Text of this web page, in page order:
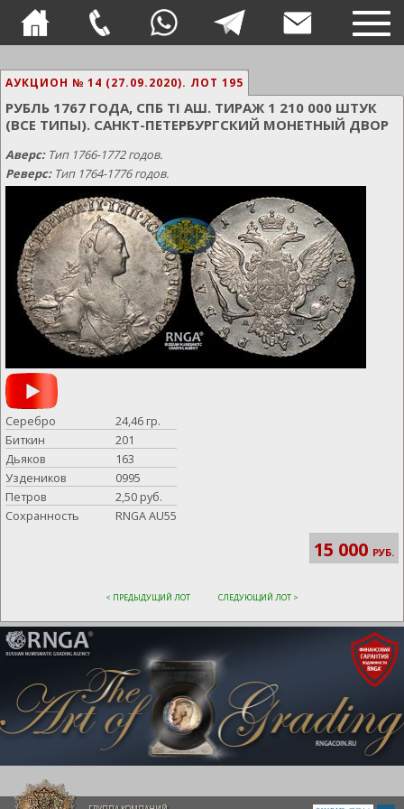
АУКЦИОН № 14 (27.09.2020). ЛОТ 195
РУБЛЬ 1767 ГОДА, СПБ TI АШ. ТИРАЖ 1 210 000 ШТУК
(ВСЕ ТИПЫ). САНКТ-ПЕТЕРБУРГСКИЙ МОНЕТНЫЙ ДВОР
Аверс:Тип 1766-1772 годов.
Реверс:Тип 1764-1776 годов.
Серебро
24,46 гр.
Биткин
201
Дьяков
163
Уздеников
0995
Петров
2,50 руб.
Сохранность
RNGA AU55
15 000 РУБ.
< ПРЕДЫДУЩИЙ ЛОТ СЛЕДУЮЩИЙ ЛОТ >